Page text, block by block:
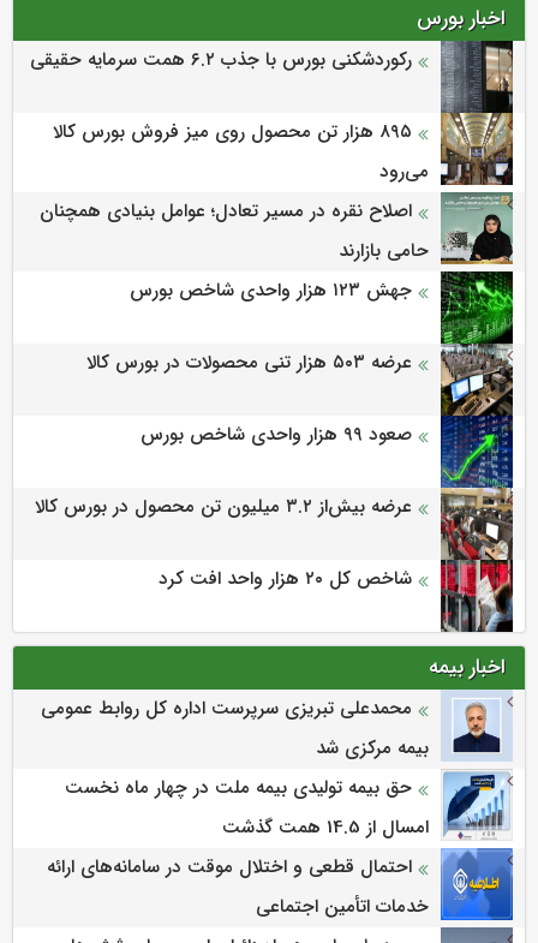
اخبار بورس
رکوردشکنی بورس با جذب ۶.۲ همت سرمایه حقیقی
۸۹۵ هزار تن محصول روی میز فروش بورس کالا
می‌‌رود
اصلاح نقره در مسیر تعادل؛ عوامل بنیادی همچنان
حامی بازارند
جهش ۱۲۳ هزار واحدی شاخص بورس
عرضه ۵۰۳ هزار تنی محصولات در بورس کالا
صعود ۹۹ هزار واحدی شاخص بورس
عرضه بیش‌از ۳.۲ میلیون تن محصول در بورس کالا
شاخص کل ۲۰ هزار واحد افت کرد
اخبار بیمه
محمدعلی تبریزی سرپرست اداره كل روابط عمومی
بیمه مركزی شد
حق بیمه تولیدی بیمه ملت در چهار ماه نخست
امسال از 14.5 همت گذشت
احتمال قطعی و اختلال موقت در سامانه‌های ارائه
خدمات اتأمین اجتماعی